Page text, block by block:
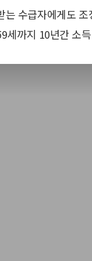
는 수급자에게도
세까지 10년간 소